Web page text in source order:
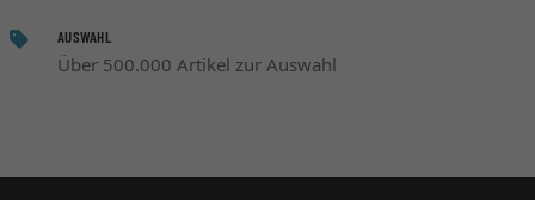
AUSWAHL
Über 500.000 Artikel zur Auswahl